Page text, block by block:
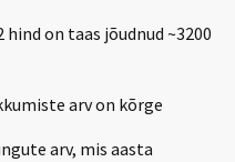
on taas jõudnud ~3200
arv on kõrge
arv, mis aasta